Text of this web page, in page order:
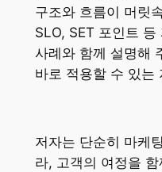
구조와 흐름이 머릿
SLO, SET 포인트
사례와 함께 설명해
바로 적용할 수 있는
저자는 단순히 마케
라, 고객의 여정을